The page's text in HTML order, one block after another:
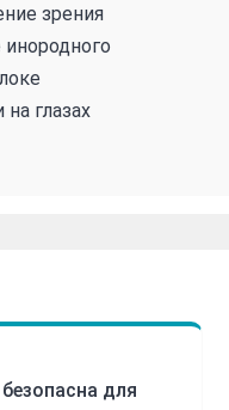
зрения
глазах
для